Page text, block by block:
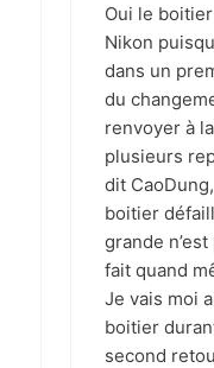
Oui le
Nikon
dans un
du
renvoyer à
plusieurs
dit
boitier
grande
fait quand
Je vais moi
boitier
second